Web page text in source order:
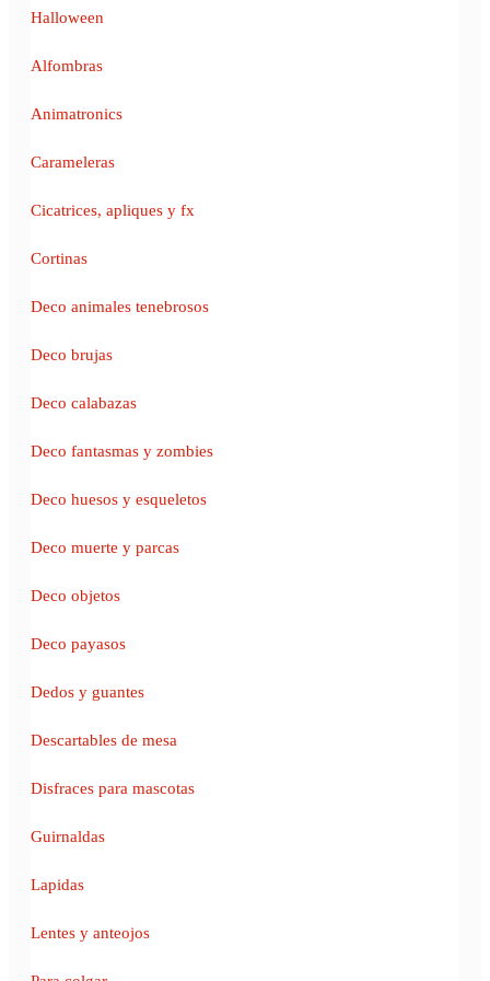
Halloween
Alfombras
Animatronics
Carameleras
Cicatrices, apliques y fx
Cortinas
Deco animales tenebrosos
Deco brujas
Deco calabazas
Deco fantasmas y zombies
Deco huesos y esqueletos
Deco muerte y parcas
Deco objetos
Deco payasos
Dedos y guantes
Descartables de mesa
Disfraces para mascotas
Guirnaldas
Lapidas
Lentes y anteojos